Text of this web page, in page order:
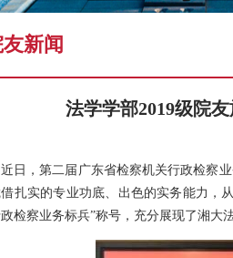
新闻
法学学部2019级院
近日，第二届广东省检察机关行政检察
扎实的专业功底、出色的实务能力，
检察业务标兵”称号，充分展现了湘大